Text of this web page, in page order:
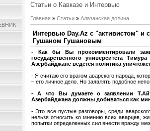
Статьи о Кавказе и Интервью
Главная »Статьи »Алазанская долина
Интервью Day.Az с "активистом"
Гушаном Гушановым
- Как бы Вы прокомментировали
государственного университета
Азербайджане ведется политика
- Я считаю его врагом аварского народа,
– его личное дело. Но заявлять подобное
- А что Вы думаете о заявлении
Азербайджана должны добиваться как
- Это все пустые разговоры, среди
нельзя относить ко мнению всех аварцев,
попытки определенных сил внести вражду